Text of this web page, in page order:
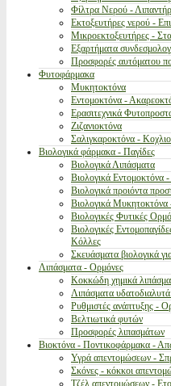
Φίλτρα Νερού -
Εκτοξευτήρες νερού -
Μικροεκτοξευτήρες -
Εξαρτήματα
Προσφορές αυτόματου
Φυτοφάρμακα
Μυκητοκτόνα
Εντομοκτόνα -
Ερασιτεχνικά
Ζιζανιοκτόνα
Σαλιγκαροκτόνα -
Βιολογικά φάρμακα - Παγίδες
Βιολογικά Λιπάσματα
Βιολογικά Εντομοκτόνα
Βιολογικά προιόντα
Βιολογικά Μυκητοκτόνα
Βιολογικές Φυτικές
Βιολογικές
Κόλλες
Σκευάσματα βιολογικά
Λιπάσματα - Ορμόνες
Κοκκώδη χημικά
Λιπάσματα
Ρυθμιστές ανάπτυξης -
Βελτιωτικά φυτών
Προσφορές λιπασμάτων
Βιοκτόνα - Ποντικοφάρμακα -
Υγρά απεντομώσεων -
Σκόνες - κόκκοι
Τζέλ απεντομώσεων -